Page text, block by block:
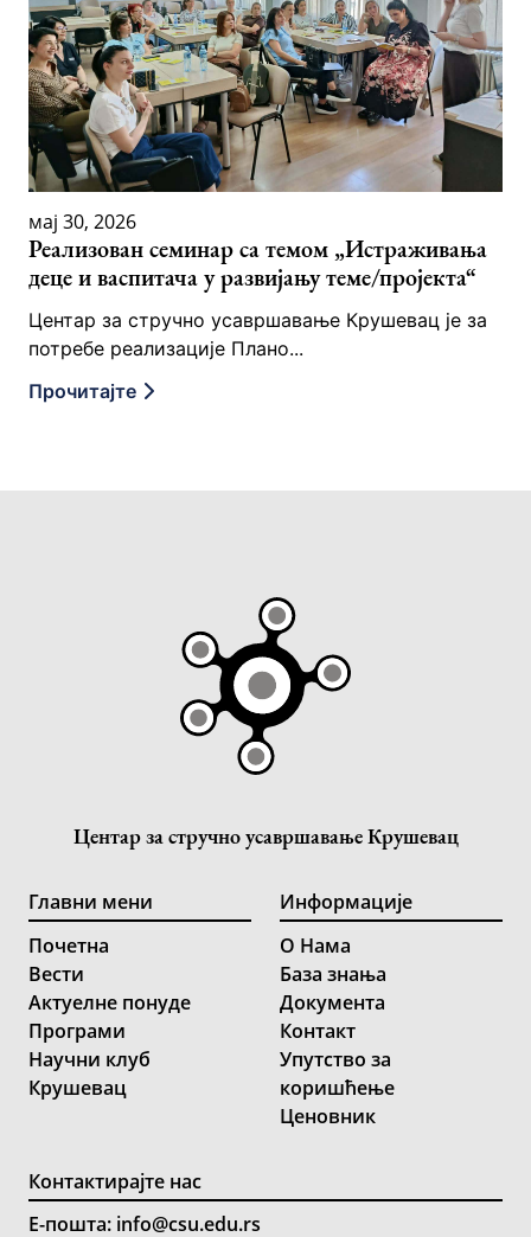
мај 30, 2026
Реализован семинар са темом „Истраживања
деце и васпитача у развијању теме/пројекта“
Центар за стручно усавршавање Крушевац је за
потребе реализације Плано...
Прочитајте
Центар за стручно усавршавање Крушевац
Главни мени
Почетна
Вести
Актуелне понуде
Програми
Научни клуб
Крушевац
Информације
О Нама
База знања
Документа
Контакт
Упутство за
коришћење
Ценовник
Контактирајте нас
Е-пошта: info@csu.edu.rs